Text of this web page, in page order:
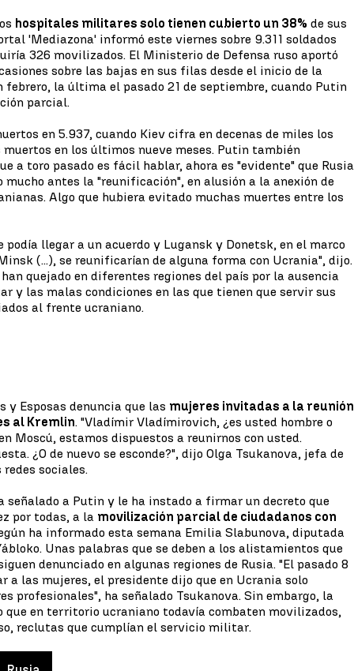
hospitales militares solo tienen cubierto un 38% de sus
'Mediazona' informó este viernes sobre 9.311 soldados
326 movilizados. El Ministerio de Defensa ruso aportó
sobre las bajas en sus filas desde el inicio de la
la última el pasado 21 de septiembre, cuando Putin
parcial.
en 5.937, cuando Kiev cifra en decenas de miles los
en los últimos nueve meses. Putin también
a toro pasado es fácil hablar, ahora es "evidente" que Rusia
mucho antes la "reunificación", en alusión a la anexión de
Algo que hubiera evitado muchas muertes entre los
podía llegar a un acuerdo y Lugansk y Donetsk, en el marco
(...), se reunificarían de alguna forma con Ucrania", dijo.
quejado en diferentes regiones del país por la ausencia
y las malas condiciones en las que tienen que servir sus
al frente ucraniano.
y Esposas denuncia que las mujeres invitadas a la reunión
al Kremlin. "Vladímir Vladímirovich, ¿es usted hombre o
Moscú, estamos dispuestos a reunirnos con usted.
¿O de nuevo se esconde?", dijo Olga Tsukanova, jefa de
sociales.
señalado a Putin y le ha instado a firmar un decreto que
por todas, a la movilización parcial de ciudadanos con
ha informado esta semana Emilia Slabunova, diputada
Unas palabras que se deben a los alistamientos que
denunciado en algunas regiones de Rusia. "El pasado 8
a las mujeres, el presidente dijo que en Ucrania solo
profesionales", ha señalado Tsukanova. Sin embargo, la
que en territorio ucraniano todavía combaten movilizados,
reclutas que cumplían el servicio militar.